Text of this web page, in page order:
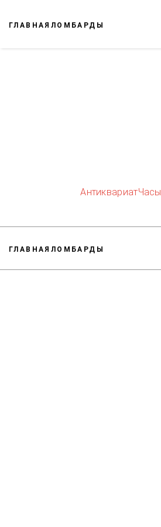
ГЛАВНАЯ ЛОМБАРДЫ
АнтиквариатЧасы
ГЛАВНАЯ ЛОМБАРДЫ